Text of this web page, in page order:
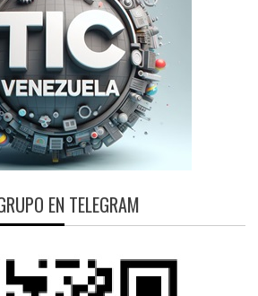
EN TELEGRAM